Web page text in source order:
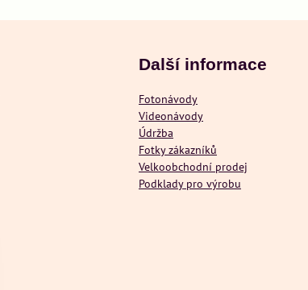
Další informace
Fotonávody
Videonávody
Údržba
Fotky zákazníků
Velkoobchodní prodej
Podklady pro výrobu